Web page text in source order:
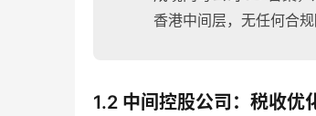
香港中间层，无任何合规
1.2 中间控股公司：税收优